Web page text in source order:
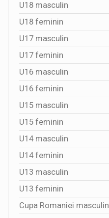
U18 masculin
U18 feminin
U17 masculin
U17 feminin
U16 masculin
U16 feminin
U15 masculin
U15 feminin
U14 masculin
U14 feminin
U13 masculin
U13 feminin
Cupa Romaniei masculin